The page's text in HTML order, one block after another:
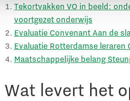
Tekortvakken VO in beeld:
voortgezet onderwijs
Evaluatie Convenant Aan de
Evaluatie Rotterdamse leraren
Maatschappelijke belang
Wat levert het